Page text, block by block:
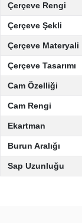
Çerçeve Rengi
Çerçeve Şekli
Çerçeve Materyali
Çerçeve Tasarımı
Cam Özelliği
Cam Rengi
Ekartman
Burun Aralığı
Sap Uzunluğu